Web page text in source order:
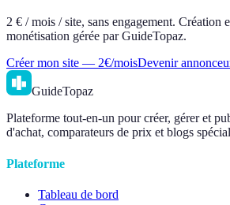
2 € / mois / site, sans engagement. Création
monétisation gérée par GuideTopaz.
Créer mon site — 2€/moisDevenir
GuideTopaz
Plateforme tout-en-un pour créer, gérer et
d'achat, comparateurs de prix et blogs
Plateforme
Tableau de bord